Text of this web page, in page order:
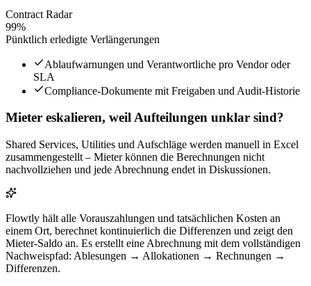
Contract Radar
99%
Pünktlich erledigte Verlängerungen
Ablaufwarnungen und Verantwortliche pro Vendor oder
SLA
Compliance-Dokumente mit Freigaben und Audit-Historie
Mieter eskalieren, weil Aufteilungen unklar sind?
Shared Services, Utilities und Aufschläge werden manuell in Excel
zusammengestellt – Mieter können die Berechnungen nicht
nachvollziehen und jede Abrechnung endet in Diskussionen.
Flowtly hält alle Vorauszahlungen und tatsächlichen Kosten an
einem Ort, berechnet kontinuierlich die Differenzen und zeigt den
Mieter-Saldo an. Es erstellt eine Abrechnung mit dem vollständigen
Nachweispfad: Ablesungen → Allokationen → Rechnungen →
Differenzen.